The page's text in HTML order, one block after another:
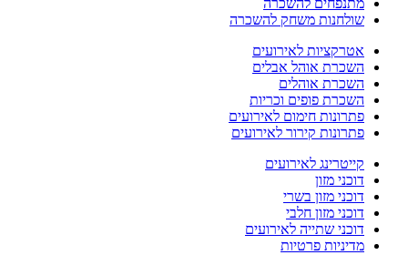
שולחנות משחק להשכרה
אטרקציות לאירועים
השכרת אוהל אבלים
השכרת אוהלים
השכרת פופים וכריות
פתרונות חימום לאירועים
פתרונות קירור לאירועים
קייטרינג לאירועים
דוכני מזון
דוכני מזון בשרי
דוכני מזון חלבי
דוכני שתייה לאירועים
מדיניות פרטיות